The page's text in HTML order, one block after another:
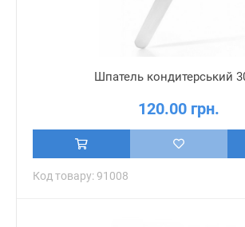
Шпатель кондитерський
120.00 грн.
Код товару: 91008